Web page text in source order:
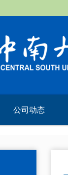
公司动态